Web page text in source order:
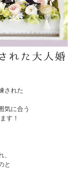
された
気に合う
す！
と